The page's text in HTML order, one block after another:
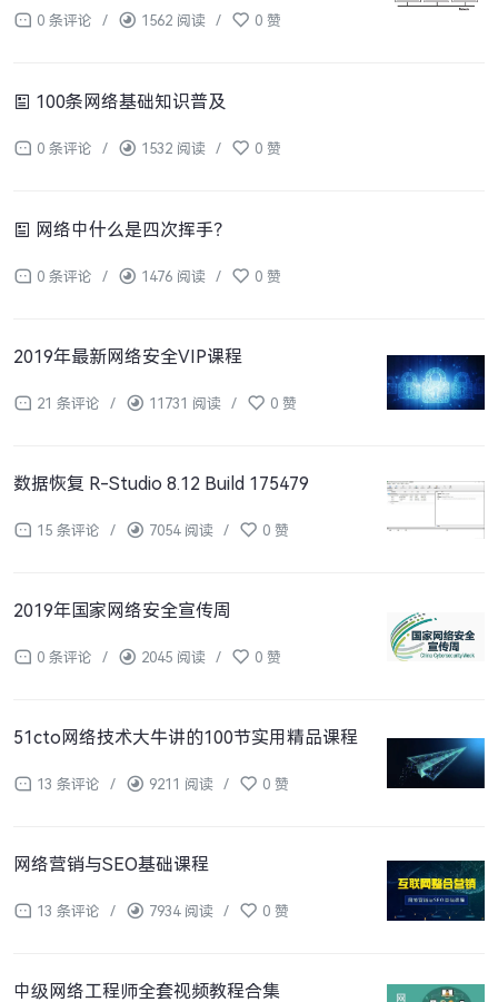
0 条评论 / 1562 阅读 / 0 赞
100条网络基础知识普及
0 条评论 / 1532 阅读 / 0 赞
网络中什么是四次挥手？
0 条评论 / 1476 阅读 / 0 赞
2019年最新网络安全VIP课程
21 条评论 / 11731 阅读 / 0 赞
数据恢复 R-Studio 8.12 Build 175479
15 条评论 / 7054 阅读 / 0 赞
2019年国家网络安全宣传周
0 条评论 / 2045 阅读 / 0 赞
51cto网络技术大牛讲的100节实用精品课程
13 条评论 / 9211 阅读 / 0 赞
网络营销与SEO基础课程
13 条评论 / 7934 阅读 / 0 赞
中级网络工程师全套视频教程合集